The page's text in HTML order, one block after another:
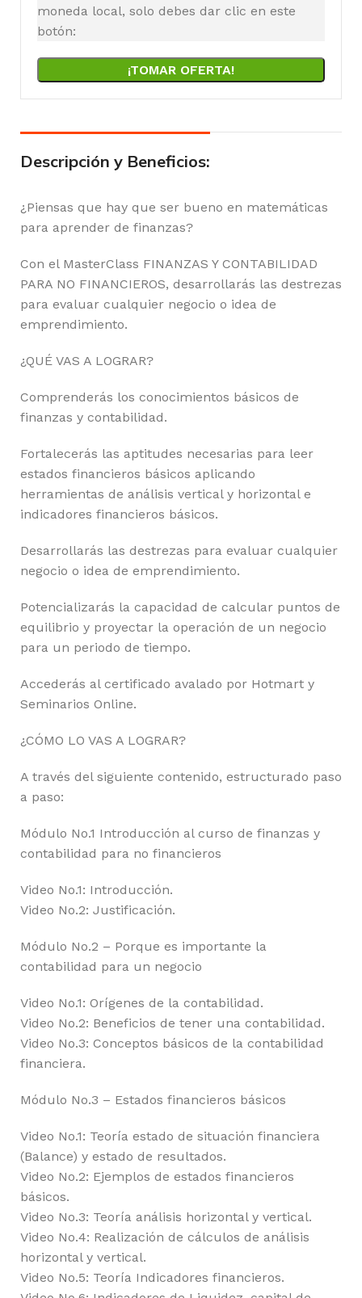
moneda local, solo debes dar clic en este
botón:
¡TOMAR OFERTA!
Descripción y Beneficios:
¿Piensas que hay que ser bueno en matemáticas
para aprender de finanzas?
Con el MasterClass FINANZAS Y CONTABILIDAD
PARA NO FINANCIEROS, desarrollarás las destrezas
para evaluar cualquier negocio o idea de
emprendimiento.
¿QUÉ VAS A LOGRAR?
Comprenderás los conocimientos básicos de
finanzas y contabilidad.
Fortalecerás las aptitudes necesarias para leer
estados financieros básicos aplicando
herramientas de análisis vertical y horizontal e
indicadores financieros básicos.
Desarrollarás las destrezas para evaluar cualquier
negocio o idea de emprendimiento.
Potencializarás la capacidad de calcular puntos de
equilibrio y proyectar la operación de un negocio
para un periodo de tiempo.
Accederás al certificado avalado por Hotmart y
Seminarios Online.
¿CÓMO LO VAS A LOGRAR?
A través del siguiente contenido, estructurado paso
a paso:
Módulo No.1 Introducción al curso de finanzas y
contabilidad para no financieros
Video No.1: Introducción.
Video No.2: Justificación.
Módulo No.2 – Porque es importante la
contabilidad para un negocio
Video No.1: Orígenes de la contabilidad.
Video No.2: Beneficios de tener una contabilidad.
Video No.3: Conceptos básicos de la contabilidad
financiera.
Módulo No.3 – Estados financieros básicos
Video No.1: Teoría estado de situación financiera
(Balance) y estado de resultados.
Video No.2: Ejemplos de estados financieros
básicos.
Video No.3: Teoría análisis horizontal y vertical.
Video No.4: Realización de cálculos de análisis
horizontal y vertical.
Video No.5: Teoría Indicadores financieros.